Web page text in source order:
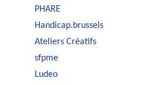
PHARE
Handicap.brussels
Ateliers Créatifs
sfpme
Ludeo